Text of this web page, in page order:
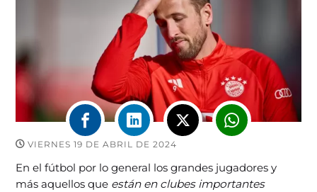
VIERNES 19 DE ABRIL DE 2024
En el fútbol por lo general los grandes jugadores y
más aquellos que están en clubes importantes